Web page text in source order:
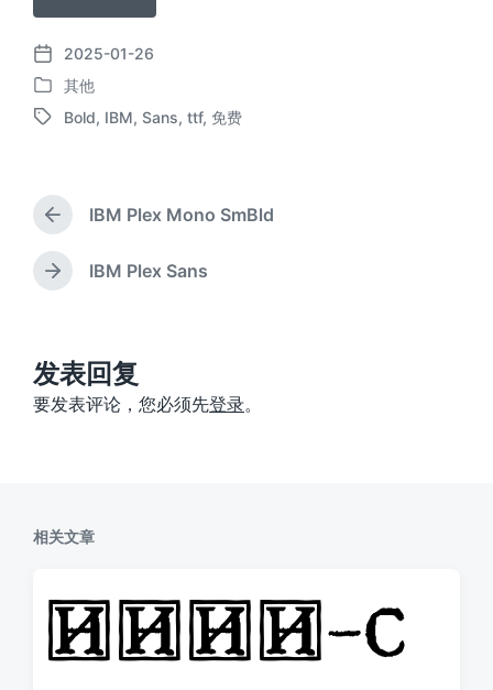
发
布
日
2025-01-26
发
布
其他
标
Bold, IBM, Sans, ttf, 免费
上
篇
文
章
IBM Plex Mono SmBld
下
：
IBM Plex Sans
发表回复
要发表评论，您必须先登录。
相关文章